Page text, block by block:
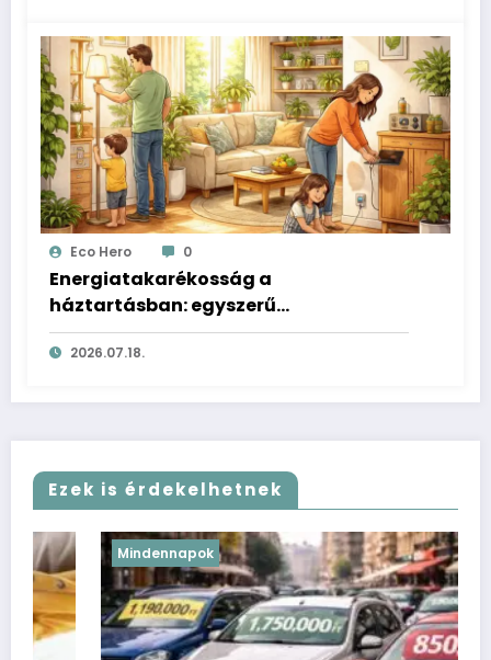
Eco Hero 0
Energiatakarékosság a
háztartásban: egyszerű
változtatások a mindennapokra
2026.07.18.
Ezek is érdekelhetnek
Mindennapok